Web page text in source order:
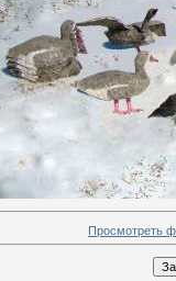
Просмотреть